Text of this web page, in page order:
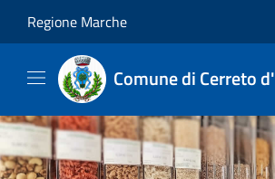
Regione Marche
Comune di Cerreto